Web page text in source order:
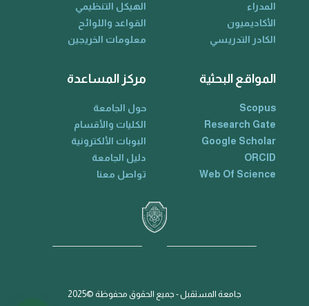
المدراء
الأكاديميون
الكادر التدريسي
الهيكل التنظيمي
القواعد واللوائح
معلومات الخريجين
المواقع البحثية
Scopus
Research Gate
Google Scholar
ORCID
Web Of Science
مركز المساعدة
حول الجامعة
الكليات والأقسام
البوبات الألكترونية
دليل الجامعة
تواصل معنا
جامعة المستقبل - جميع الحقوق محفوظة ©2025